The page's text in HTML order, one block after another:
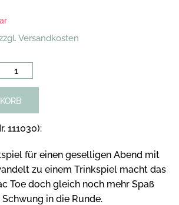
Versandkosten
111030):
für einen geselligen Abend mit
zu einem Trinkspiel macht das
Toe doch gleich noch mehr Spaß
in die Runde.